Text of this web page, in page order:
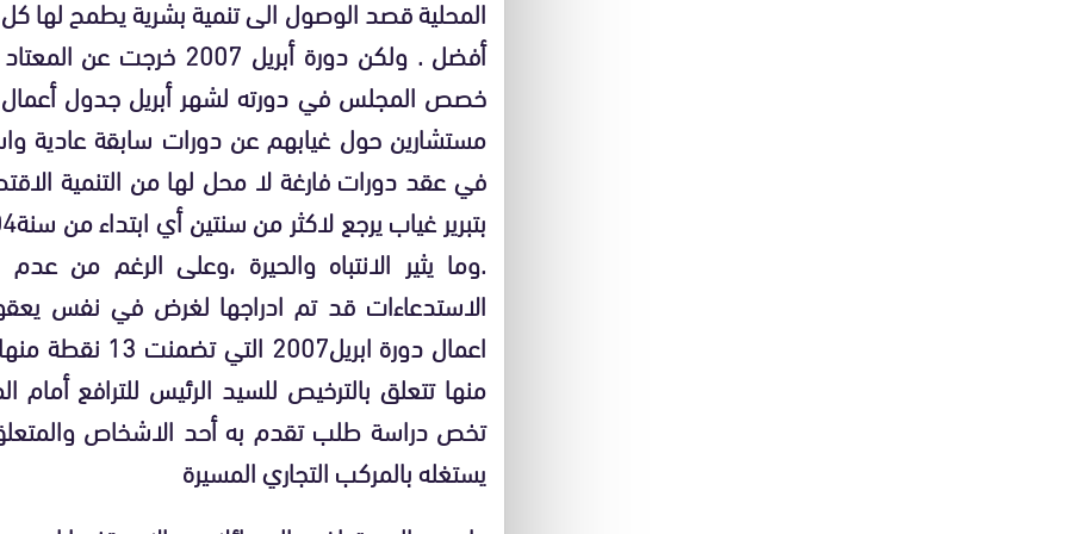
المحلية قصد الوصول الى تنمية بشرية يطمح
أفضل . ولكن دورة أبريل
مستشارين حول غيابهم عن دورات سابقة عادية
في عقد دورات فارغة لا محل لها من التنمية
.وما يثير الانتباه والحيرة ،وعلى الرغم من
الاستدعاءات قد تم ادراجها لغرض في نفس
منها تتعلق بالترخيص للسيد الرئيس للترافع
تخص دراسة طلب تقدم به أحد الاشخاص
يستغله بالمركب التجاري المسيرة